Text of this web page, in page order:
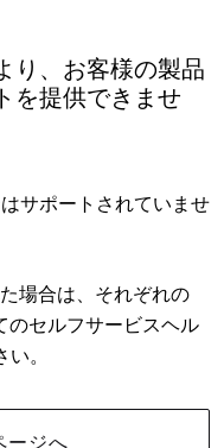
り、お客様の製品
を提供できませ
サポートされていませ
場合は、それぞれの
のセルフサービスヘル
。
ージへ